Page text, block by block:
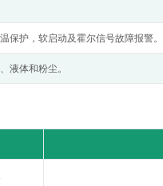
保护，软启动及霍尔信号故障报警。
液体和粉尘。